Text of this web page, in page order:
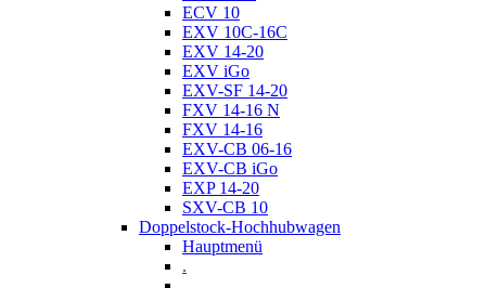
ECV 10
EXV 10C-16C
EXV 14-20
EXV iGo
EXV-SF 14-20
FXV 14-16 N
FXV 14-16
EXV-CB 06-16
EXV-CB iGo
EXP 14-20
SXV-CB 10
Doppelstock-Hochhubwagen
Hauptmenü
.